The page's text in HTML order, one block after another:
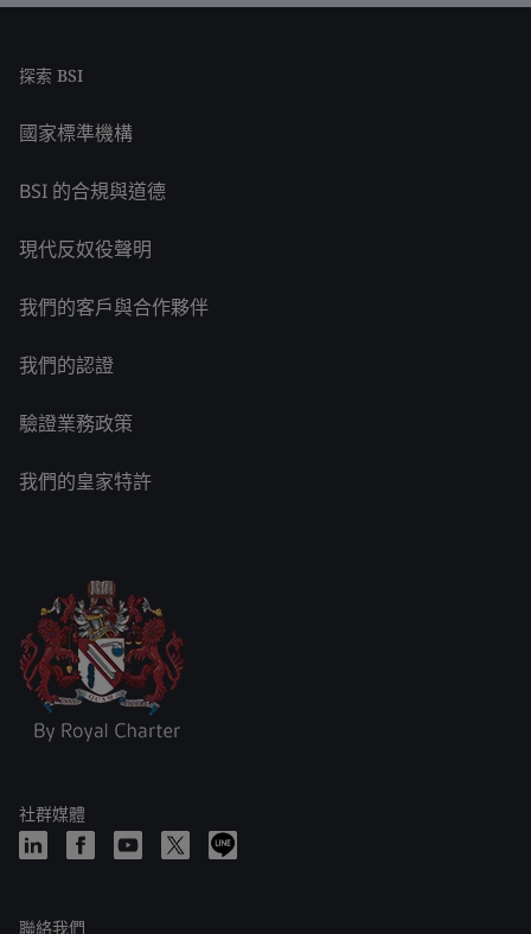
探索 BSI
國家標準機構
BSI 的合規與道德
現代反奴役聲明
我們的客戶與合作夥伴
我們的認證
驗證業務政策
我們的皇家特許
社群媒體
聯絡我們